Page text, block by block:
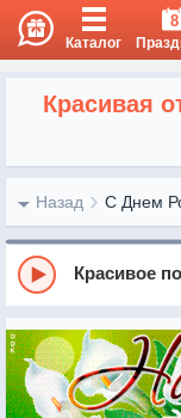
Каталог
8
Красивая
Назад С Днем
Красивое